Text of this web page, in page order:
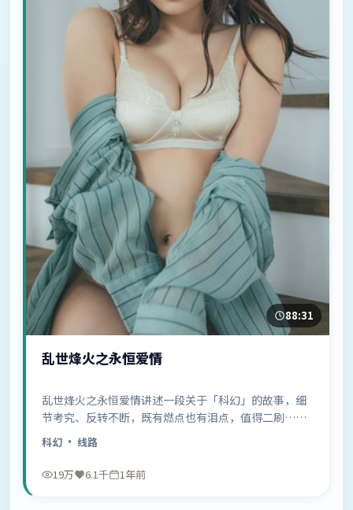
88:31
乱世烽火之永恒爱情
乱世烽火之永恒爱情讲述一段关于「科幻」的故事，细
节考究、反转不断，既有燃点也有泪点，值得二刷……
科幻 · 线路
19万 6.1千 1年前